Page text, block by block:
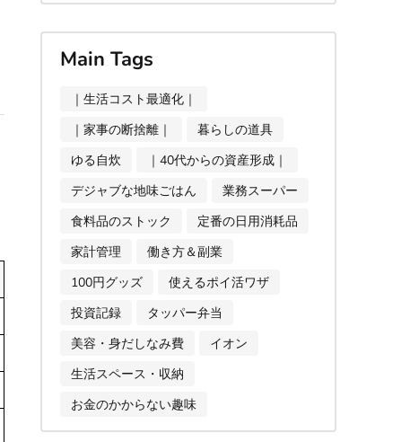
Main Tags
｜生活コスト最適化｜
｜家事の断捨離｜
暮らしの道具
ゆる自炊
｜40代からの資産形成｜
デジャブな地味ごはん
業務スーパー
食料品のストック
定番の日用消耗品
家計管理
働き方＆副業
100円グッズ
使えるポイ活ワザ
投資記録
タッパー弁当
美容・身だしなみ費
イオン
生活スペース・収納
お金のかからない趣味